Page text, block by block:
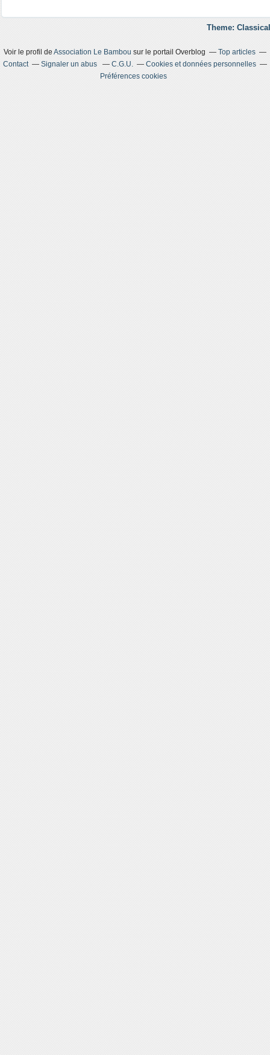
Theme:
Voir le profil de Association Le Bambou sur le portail Overblog
Top articles
Contact
Signaler un abus C.G.U.
Cookies et données personnelles
Préférences cookies